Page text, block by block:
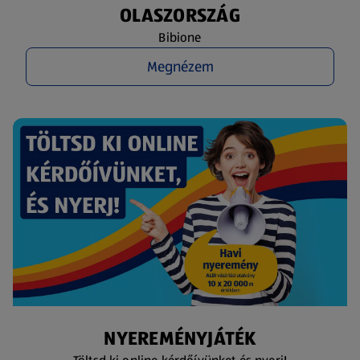
OLASZORSZÁG
Bibione
Megnézem
NYEREMÉNYJÁTÉK